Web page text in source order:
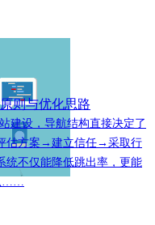
则与优化思路
建设，导航结构直接决定了
估方案→建立信任→采取行
统不仅能降低跳出率，更能
……